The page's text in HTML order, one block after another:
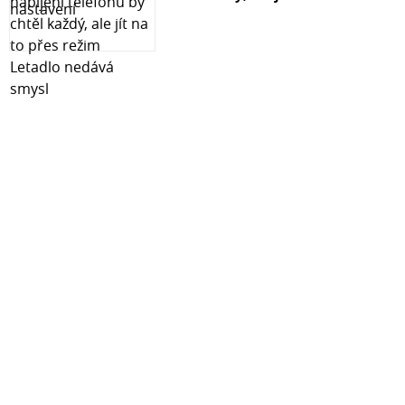
bezchybný obraz. Balení obsahuje: Tvrzené ochranné
sklo Hadřík z mikrovlákna Hadřík na odmaštění displeje
Specifikace: 100% zbrusu nové, vysoce kvalitní tvrzené
sklo Ultra tenké, přesně navržené pro váš telefon
Jednoduchá instalace bez vzduchových bublin Kompletní